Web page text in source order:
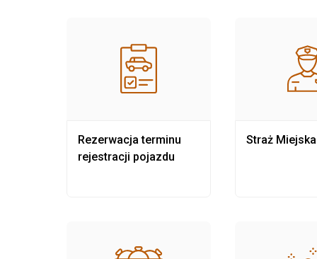
Rezerwacja terminu
rejestracji pojazdu
Straż Miejska